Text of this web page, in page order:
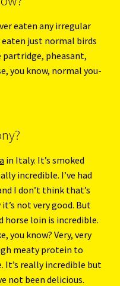
eaten any irregular
eaten just normal birds
partridge, pheasant,
you know, normal you-
in Italy. It’s smoked
incredible. I’ve had
I don’t think that’s
not very good. But
horse loin is incredible.
you know? Very, very
meaty protein to
It’s really incredible but
not been delicious.